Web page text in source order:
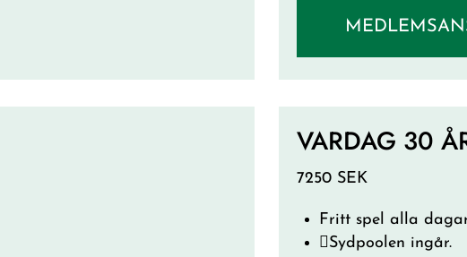
VARDAG 30
7250 SEK
Fritt spel alla
Sydpoolen ingår.